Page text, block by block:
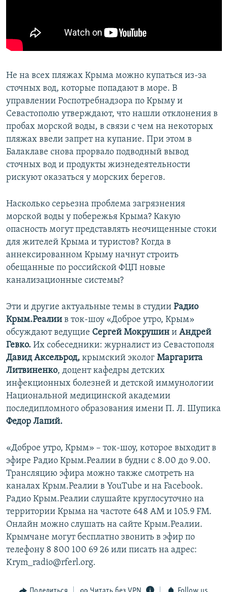
КРЫМ.НЕПОКОРЕННЫЙ
ELIFBE
Все сайты RFE/RL
Не на всех пляжах Крыма можно купаться из-за
сточных вод, которые попадают в море. В
управлении Роспотребнадзора по Крыму и
Севастополю утверждают, что нашли отклонения в
пробах морской воды, в связи с чем на некоторых
пляжах ввели запрет на купание. При этом в
Балаклаве снова прорвало подводный вывод
сточных вод и продукты жизнедеятельности
рискуют оказаться у морских берегов.
Насколько серьезна проблема загрязнения
морской воды у побережья Крыма? Какую
опасность могут представлять неочищенные стоки
для жителей Крыма и туристов? Когда в
аннексированном Крыму начнут строить
обещанные по российской ФЦП новые
канализационные системы?
Эти и другие актуальные темы в студии Радио
Крым.Реалии в ток-шоу «Доброе утро, Крым»
обсуждают ведущие Сергей Мокрушин и Андрей
Гевко. Их собеседники: журналист из Севастополя
Давид Аксельрод, крымский эколог Маргарита
Литвиненко, доцент кафедры детских
инфекционных болезней и детской иммунологии
Национальной медицинской академии
последипломного образования имени П. Л. Шупика
Федор Лапий.
«Доброе утро, Крым» – ток-шоу, которое выходит в
эфире Радио Крым.Реалии в будни с 8.00 до 9.00.
Трансляцию эфира можно также смотреть на
каналах Крым.Реалии в YouTube и на Facebook.
Радио Крым.Реалии слушайте круглосуточно на
территории Крыма на частоте 648 АМ и 105.9 FМ.
Онлайн можно слушать на сайте Крым.Реалии.
Крымчане могут бесплатно звонить в эфир по
телефону 8 800 100 69 26 или писать на адрес:
Krym_radio@rferl.org.